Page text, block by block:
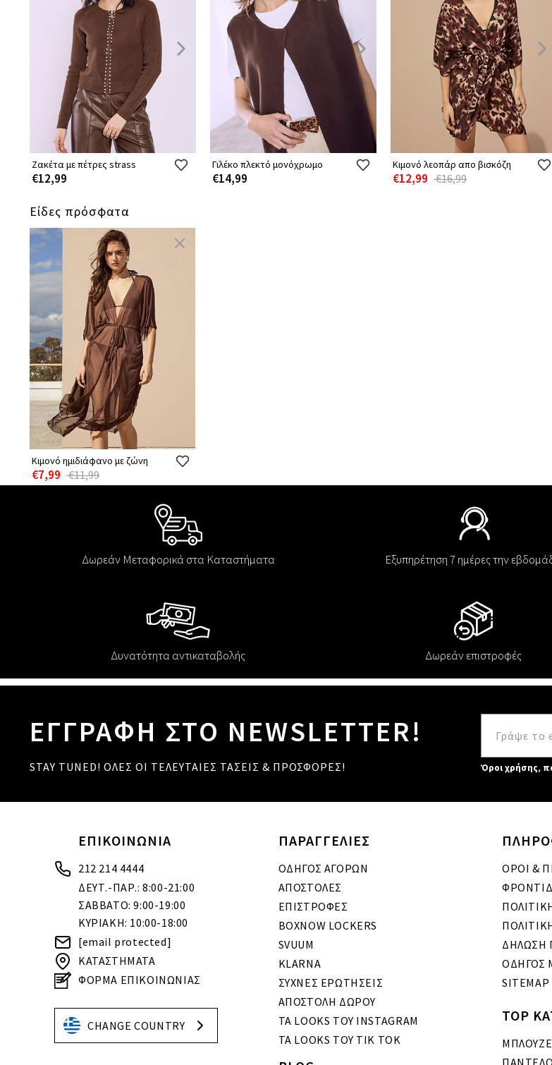
Ζακέτα με πέτρες strass
€12,99
Γιλέκο πλεκτό μονόχρωμο
€14,99
Κιμονό λεοπάρ απο βισκόζη
€12,99 €16,99
Είδες πρόσφατα
Κιμονό ημιδιάφανο με ζώνη
€7,99 €11,99
Δωρεάν Μεταφορικά στα Καταστήματα Εξυπηρέτηση 7 ημέρες την
Δυνατότητα αντικαταβολής Δωρεάν επιστροφές
ΕΓΓΡΑΦΗ ΣΤΟ NEWSLETTER!
STAY TUNED! ΟΛΕΣ ΟΙ ΤΕΛΕΥΤΑΙΕΣ ΤΑΣΕΙΣ & ΠΡΟΣΦΟΡΕΣ! Όροι χρήσης,
ΕΠΙΚΟΙΝΩΝΙΑ
212 214 4444
ΔΕΥΤ.-ΠΑΡ.: 8:00-21:00
ΣΑΒΒΑΤΟ: 9:00-19:00
ΚΥΡΙΑΚΗ: 10:00-18:00
[email protected]
ΚΑΤΑΣΤΗΜΑΤΑ
ΦΟΡΜΑ ΕΠΙΚΟΙΝΩΝΙΑΣ
ΠΑΡΑΓΓΕΛΙΕΣ
ΟΔΗΓΟΣ ΑΓΟΡΩΝ
ΑΠΟΣΤΟΛΕΣ
ΕΠΙΣΤΡΟΦΕΣ
BOXNOW LOCKERS
SVUUM
KLARNA
ΣΥΧΝΕΣ ΕΡΩΤΗΣΕΙΣ
ΑΠΟΣΤΟΛΗ ΔΩΡΟΥ
ΤΑ LOOKS ΤΟΥ INSTAGRAM
ΤΑ LOOKS ΤΟΥ TIK TOK
ΟΡΟΙ &
ΔΗΛΩΣΗ
ΟΔΗΓΟΣ
SITEMAP
CHANGE COUNTRY
TOP